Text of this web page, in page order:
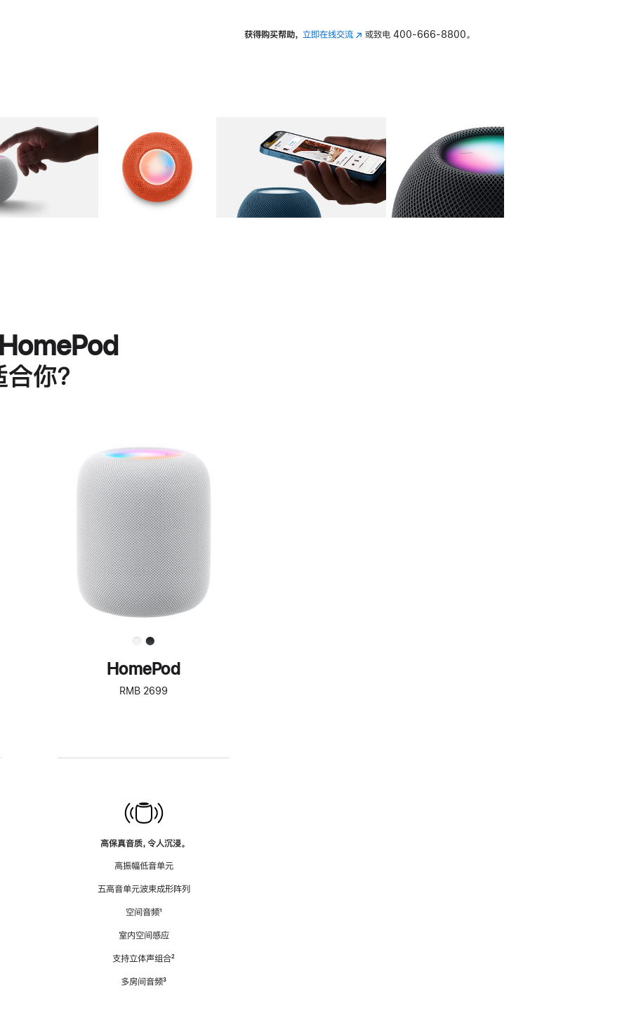
获得购买帮助， 立即在线交流(在 或致电 400-666-8800。
图库 图像 图库 图像 图库 图像 4 图库 图像 5
你？
进
一
步
了
解
HomePod<
HomePod
RMB 2699
高保真音质，令人沉浸。
高振幅低音单元
五高音单元波束成形阵列
空间音频脚
¹
室内空间感应
支持立体声组合脚
²
多房间音频脚
³